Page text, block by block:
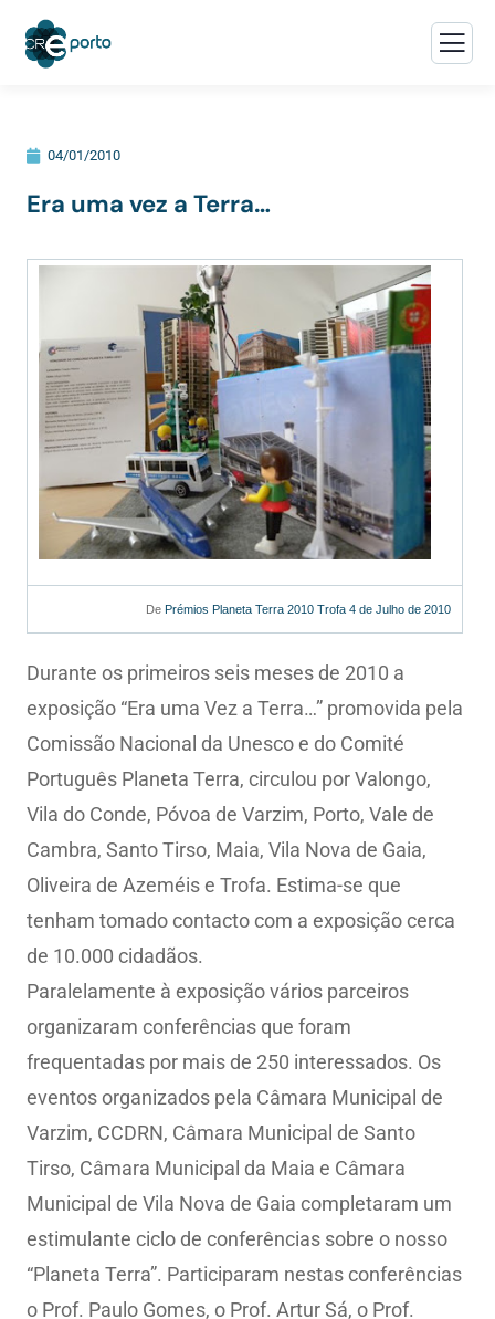
04/01/2010
Era uma vez a Terra…
De Prémios Planeta Terra 2010 Trofa 4 de Julho de 2010
Durante os primeiros seis meses de 2010 a
exposição “Era uma Vez a Terra…” promovida pela
Comissão Nacional da Unesco e do Comité
Português Planeta Terra, circulou por Valongo,
Vila do Conde, Póvoa de Varzim, Porto, Vale de
Cambra, Santo Tirso, Maia, Vila Nova de Gaia,
Oliveira de Azeméis e Trofa. Estima-se que
tenham tomado contacto com a exposição cerca
de 10.000 cidadãos.
Paralelamente à exposição vários parceiros
organizaram conferências que foram
frequentadas por mais de 250 interessados. Os
eventos organizados pela Câmara Municipal de
Varzim, CCDRN, Câmara Municipal de Santo
Tirso, Câmara Municipal da Maia e Câmara
Municipal de Vila Nova de Gaia completaram um
estimulante ciclo de conferências sobre o nosso
“Planeta Terra”. Participaram nestas conferências
o Prof. Paulo Gomes, o Prof. Artur Sá, o Prof.